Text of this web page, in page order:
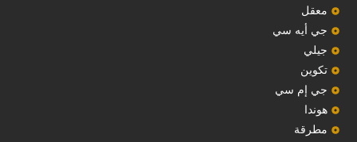
معقل
‏جي أيه سي‏
جيلي
‏تكوين‏
جي إم سي
هوندا
مطرقة